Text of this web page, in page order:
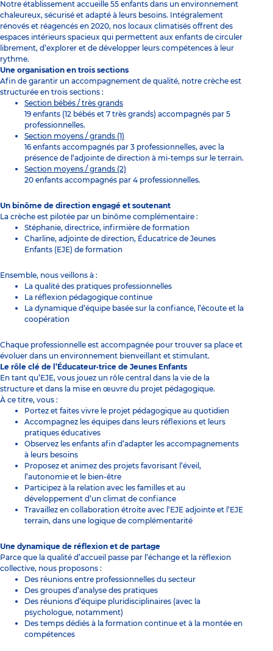
Notre établissement accueille 55 enfants dans un environnement
chaleureux, sécurisé et adapté à leurs besoins. Intégralement
rénovés et réagencés en 2020, nos locaux climatisés offrent des
espaces intérieurs spacieux qui permettent aux enfants de circuler
librement, d’explorer et de développer leurs compétences à leur
rythme.
Une organisation en trois sections
Afin de garantir un accompagnement de qualité, notre crèche est
structurée en trois sections :
Section bébés / très grands
19 enfants (12 bébés et 7 très grands) accompagnés par 5
professionnelles.
Section moyens / grands (1)
16 enfants accompagnés par 3 professionnelles, avec la
présence de l’adjointe de direction à mi-temps sur le terrain.
Section moyens / grands (2)
20 enfants accompagnés par 4 professionnelles.
Un binôme de direction engagé et soutenant
La crèche est pilotée par un binôme complémentaire :
Stéphanie, directrice, infirmière de formation
Charline, adjointe de direction, Éducatrice de Jeunes
Enfants (EJE) de formation
Ensemble, nous veillons à :
La qualité des pratiques professionnelles
La réflexion pédagogique continue
La dynamique d’équipe basée sur la confiance, l’écoute et la
coopération
Chaque professionnelle est accompagnée pour trouver sa place et
évoluer dans un environnement bienveillant et stimulant.
Le rôle clé de l’Éducateur·trice de Jeunes Enfants
En tant qu’EJE, vous jouez un rôle central dans la vie de la
structure et dans la mise en œuvre du projet pédagogique.
À ce titre, vous :
Portez et faites vivre le projet pédagogique au quotidien
Accompagnez les équipes dans leurs réflexions et leurs
pratiques éducatives
Observez les enfants afin d’adapter les accompagnements
à leurs besoins
Proposez et animez des projets favorisant l’éveil,
l’autonomie et le bien-être
Participez à la relation avec les familles et au
développement d’un climat de confiance
Travaillez en collaboration étroite avec l’EJE adjointe et l’EJE
terrain, dans une logique de complémentarité
Une dynamique de réflexion et de partage
Parce que la qualité d’accueil passe par l’échange et la réflexion
collective, nous proposons :
Des réunions entre professionnelles du secteur
Des groupes d’analyse des pratiques
Des réunions d’équipe pluridisciplinaires (avec la
psychologue, notamment)
Des temps dédiés à la formation continue et à la montée en
compétences